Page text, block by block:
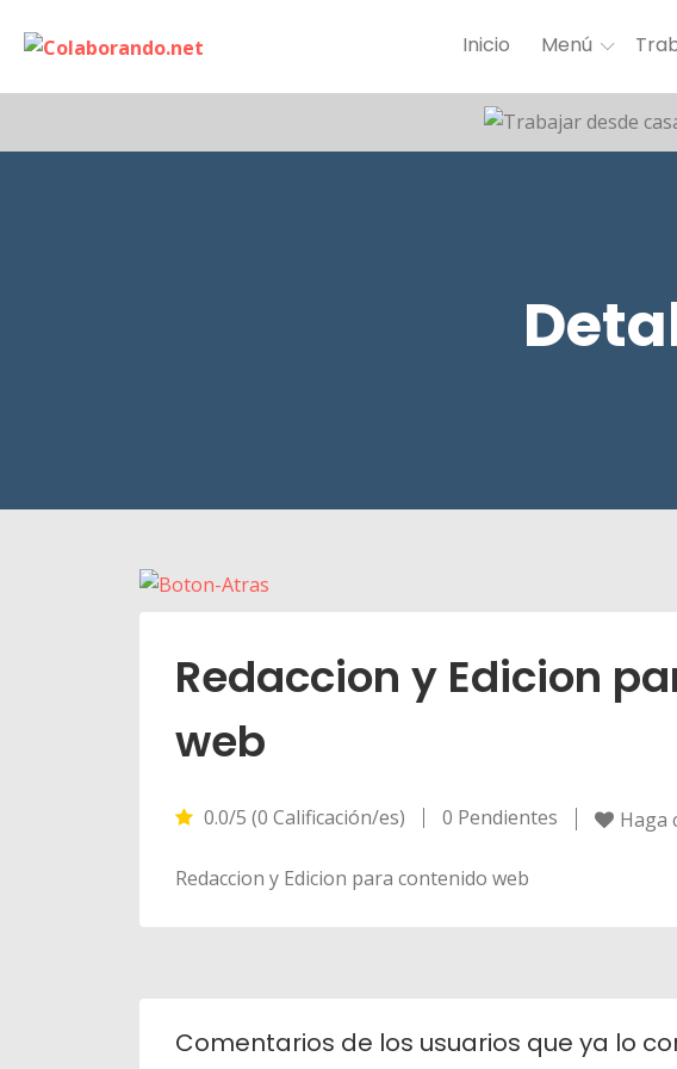
Inicio Menú
Redaccion y Edicion
web
0.0/5 (0 Calificación/es) 0 Pendientes Haga
Redaccion y Edicion para contenido web
Comentarios de los usuarios que ya lo